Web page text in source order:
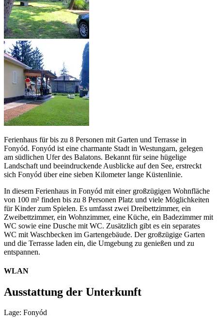
Ferienhaus für bis zu 8 Personen mit Garten und Terrasse in
Fonyód. Fonyód ist eine charmante Stadt in Westungarn, gelegen
am südlichen Ufer des Balatons. Bekannt für seine hügelige
Landschaft und beeindruckende Ausblicke auf den See, erstreckt
sich Fonyód über eine sieben Kilometer lange Küstenlinie.
In diesem Ferienhaus in Fonyód mit einer großzügigen Wohnfläche
von 100 m² finden bis zu 8 Personen Platz und viele Möglichkeiten
für Kinder zum Spielen. Es umfasst zwei Dreibettzimmer, ein
Zweibettzimmer, ein Wohnzimmer, eine Küche, ein Badezimmer mit
WC sowie eine Dusche mit WC. Zusätzlich gibt es ein separates
WC mit Waschbecken im Gartengebäude. Der großzügige Garten
und die Terrasse laden ein, die Umgebung zu genießen und zu
entspannen.
WLAN
Ausstattung der Unterkunft
Lage: Fonyód